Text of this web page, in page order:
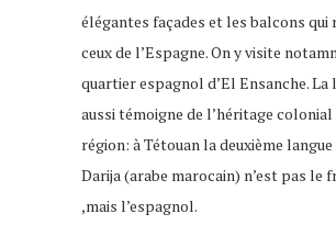
élégantes façades et les balcons
ceux de l’Espagne. On y visite
quartier espagnol d’El Ensanche. La
aussi témoigne de l’héritage colonial
région: à Tétouan la deuxième
Darija (arabe marocain) n’est pas le
,mais l’espagnol.